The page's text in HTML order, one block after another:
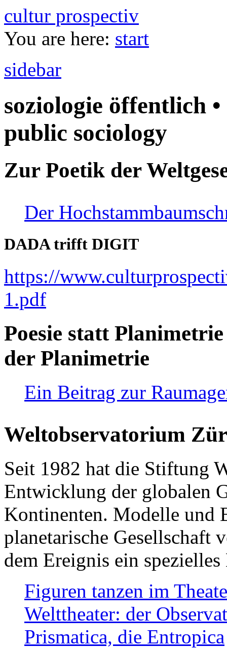
cultur prospectiv
You are here: start
sidebar
soziologie öffentlich
public sociology
Zur Poetik der
Der
DADA trifft DIGIT
https://
1.pdf
Poesie statt
der Planimetrie
Ein Beitrag zur
Weltobservatorium
Seit 1982 hat die Stiftung
Entwicklung der globalen
Kontinenten. Modelle und
planetarische Gesellschaft
dem Ereignis ein
Figuren tanzen im
Welttheater: der
Prismatica, die Entropica